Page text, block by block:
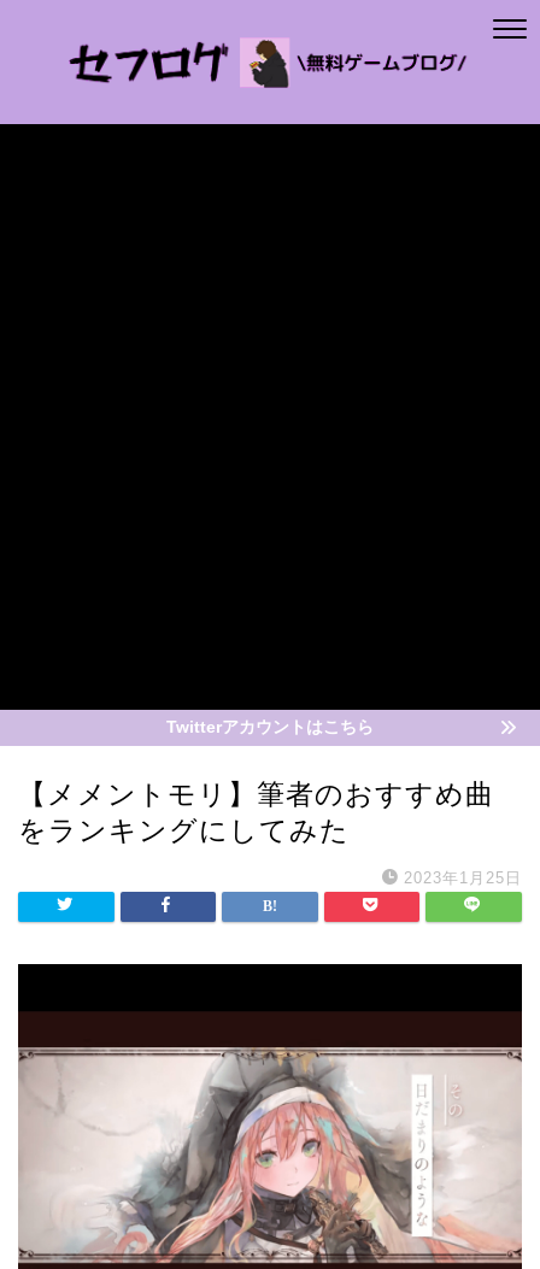
Twitterアカウントはこちら
【メメントモリ】筆者のおすすめ曲
をランキングにしてみた
2023年1月25日